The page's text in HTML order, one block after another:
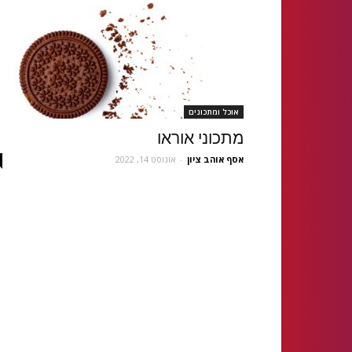
אוכל ומתכונים
מתכוני אוראו
אסף אוהב ציון - אוגוסט 14, 2022